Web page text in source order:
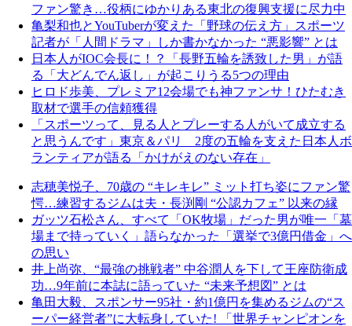
ファン驚き…役柄にゆかりある東北の復興支援に尽力中
亀梨和也とYouTuberが変えた「野球の伝え方」スポーツ
記者が「人間ドラマ」しか書かなかった “悪影響” とは
日本人がIOC会長に！？「長野五輪を誘致した男」が語
る「大どんでん返し」が起こりうる5つの理由
ヒロド歩美、プレミア12会場でも神ファンサ！ひたむき
取材で選手の信頼獲得
「スポーツって、見る人とプレーする人がいて成立する
と思うんです」東京＆パリ 2度の五輪を支えた日本人ボ
ランティアが語る「かけがえのない存在」
志穂美悦子、70歳の “キレキレ” ミット打ち姿にファン驚
愕…練習するジムは夫・長渕剛 “公認カフェ” 以来の縁
ガッツ石松さん、すべて「OK牧場」だった男が唯一「墓
場まで持っていく」語らなかった「選挙で3億円借金」へ
の思い
井上尚弥、“最強の挑戦者” 中谷潤人を下して王座防衛成
功…9年前に本誌に語っていた “未来予想図” とは
亀田大毅、スポンサー95社・約1億円を集めるジムの“ス
ーパー経営者”に大転身していた! 「世界チャンピオンを